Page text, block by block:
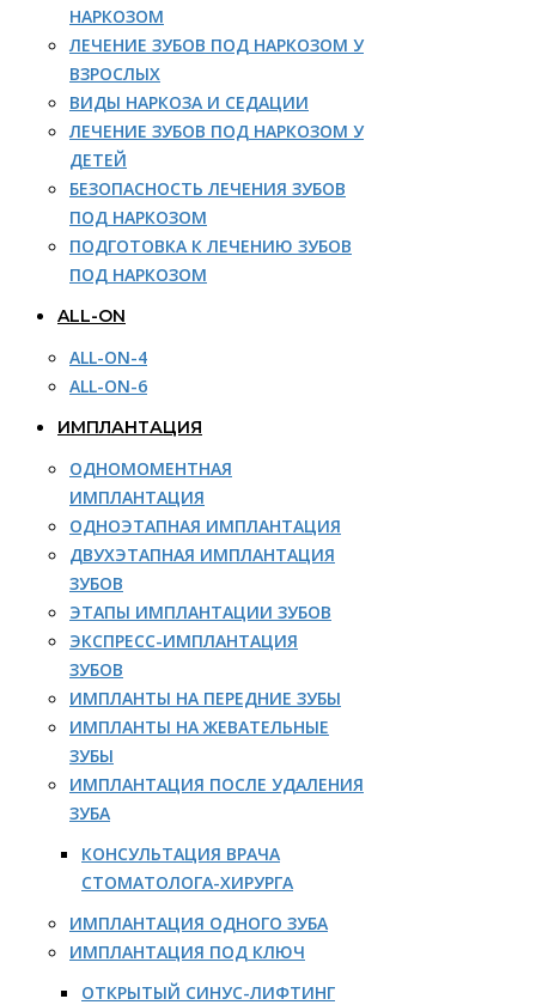
НАРКОЗОМ
ЛЕЧЕНИЕ ЗУБОВ ПОД НАРКОЗОМ У
ВЗРОСЛЫХ
ВИДЫ НАРКОЗА И СЕДАЦИИ
ЛЕЧЕНИЕ ЗУБОВ ПОД НАРКОЗОМ У
ДЕТЕЙ
БЕЗОПАСНОСТЬ ЛЕЧЕНИЯ ЗУБОВ
ПОД НАРКОЗОМ
ПОДГОТОВКА К ЛЕЧЕНИЮ ЗУБОВ
ПОД НАРКОЗОМ
ALL-ON
ALL-ON-4
ALL-ON-6
ИМПЛАНТАЦИЯ
ОДНОМОМЕНТНАЯ
ИМПЛАНТАЦИЯ
ОДНОЭТАПНАЯ ИМПЛАНТАЦИЯ
ДВУХЭТАПНАЯ ИМПЛАНТАЦИЯ
ЗУБОВ
ЭТАПЫ ИМПЛАНТАЦИИ ЗУБОВ
ЭКСПРЕСС-ИМПЛАНТАЦИЯ
ЗУБОВ
ИМПЛАНТЫ НА ПЕРЕДНИЕ ЗУБЫ
ИМПЛАНТЫ НА ЖЕВАТЕЛЬНЫЕ
ЗУБЫ
ИМПЛАНТАЦИЯ ПОСЛЕ УДАЛЕНИЯ
ЗУБА
КОНСУЛЬТАЦИЯ ВРАЧА
СТОМАТОЛОГА-ХИРУРГА
ИМПЛАНТАЦИЯ ОДНОГО ЗУБА
ИМПЛАНТАЦИЯ ПОД КЛЮЧ
ОТКРЫТЫЙ СИНУС-ЛИФТИНГ